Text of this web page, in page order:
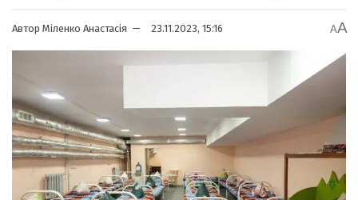
Автор Міленко Анастасія 23.11.2023, 15:16 AA